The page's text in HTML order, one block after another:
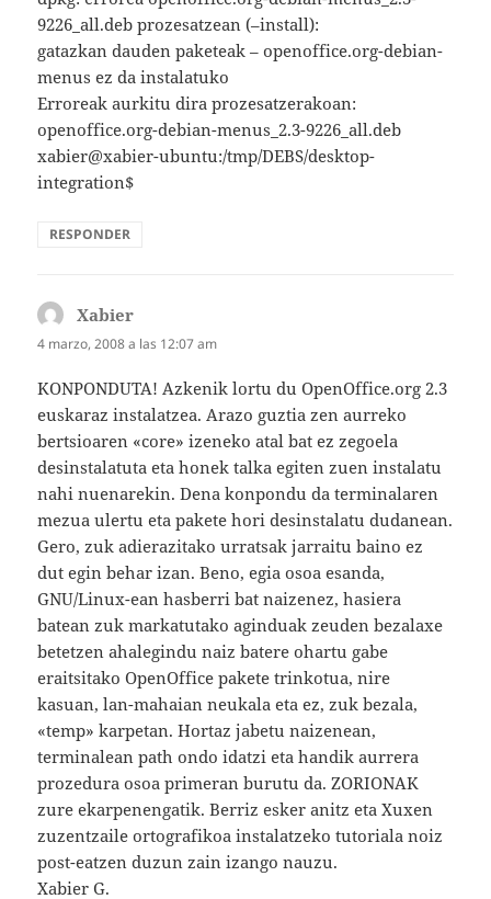
9226_all.deb prozesatzean (–install):
gatazkan dauden paketeak – openoffice.org-debian-
menus ez da instalatuko
Erroreak aurkitu dira prozesatzerakoan:
openoffice.org-debian-menus_2.3-9226_all.deb
xabier@xabier-ubuntu:/tmp/DEBS/desktop-
integration$
RESPONDER
Xabier
4 marzo, 2008 a las 12:07 am
KONPONDUTA! Azkenik lortu du OpenOffice.org 2.3
euskaraz instalatzea. Arazo guztia zen aurreko
bertsioaren «core» izeneko atal bat ez zegoela
desinstalatuta eta honek talka egiten zuen instalatu
nahi nuenarekin. Dena konpondu da terminalaren
mezua ulertu eta pakete hori desinstalatu dudanean.
Gero, zuk adierazitako urratsak jarraitu baino ez
dut egin behar izan. Beno, egia osoa esanda,
GNU/Linux-ean hasberri bat naizenez, hasiera
batean zuk markatutako aginduak zeuden bezalaxe
betetzen ahalegindu naiz batere ohartu gabe
eraitsitako OpenOffice pakete trinkotua, nire
kasuan, lan-mahaian neukala eta ez, zuk bezala,
«temp» karpetan. Hortaz jabetu naizenean,
terminalean path ondo idatzi eta handik aurrera
prozedura osoa primeran burutu da. ZORIONAK
zure ekarpenengatik. Berriz esker anitz eta Xuxen
zuzentzaile ortografikoa instalatzeko tutoriala noiz
post-eatzen duzun zain izango nauzu.
Xabier G.